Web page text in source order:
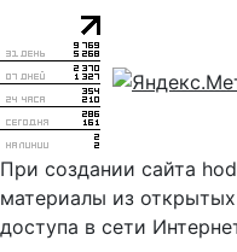
При создании сайта
материалы из
доступа в сети